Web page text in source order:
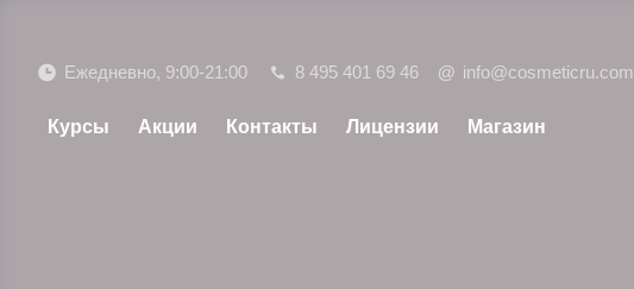
Ежедневно, 9:00-21:00 8 495 401 69 46 @ info@cosmeticru.com
Курсы Акции Контакты Лицензии Магазин